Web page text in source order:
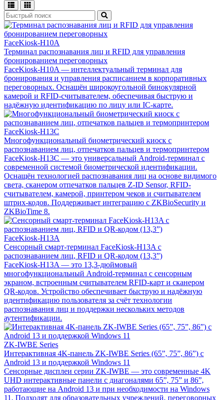
FaceKiosk-H10A
Терминал распознавания лиц и RFID для управления
бронированием переговорных
FaceKiosk-H10A — интеллектуальный терминал для
бронирования и управления расписанием в корпоративных
переговорных. Оснащён широкоугольной бинокулярной
камерой и RFID-считывателем, обеспечивая быструю и
надёжную идентификацию по лицу или IC-карте.
FaceKiosk-H13C
Многофункциональный биометрический киоск с
распознаванием лиц, отпечатков пальцев и термопринтером
FaceKiosk-H13C — это универсальный Android-терминал с
современной системой биометрической идентификации.
Оснащён технологией распознавания лиц на основе видимого
света, сканером отпечатков пальцев Z-ID Sensor, RFID-
считывателем, камерой, принтером чеков и считывателем
штрих-кодов. Поддерживает интеграцию с ZKBioSecurity и
ZKBioTime 8.
FaceKiosk-H13A
Сенсорный смарт-терминал FaceKiosk-H13A с
распознаванием лиц, RFID и QR-кодом (13,3”)
FaceKiosk-H13A — это 13,3-дюймовый
многофункциональный Android-терминал с сенсорным
экраном, встроенным считывателем RFID-карт и сканером
QR-кодов. Устройство обеспечивает быструю и надёжную
идентификацию пользователя за счёт технологии
распознавания лиц и поддержки нескольких методов
аутентификации.
ZK-IWBE Series
Интерактивная 4K-панель ZK-IWBE Series (65”, 75”, 86”) с
Android 13 и поддержкой Windows 11
Сенсорные дисплеи серии ZK-IWBE — это современные 4K
UHD интерактивные панели с диагоналями 65”, 75” и 86”,
работающие на Android 13 и при необходимости на Windows
11. Подходят для образовательных учреждений, переговорных